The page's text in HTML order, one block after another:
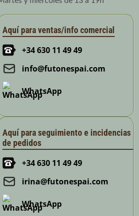
Aquí para ventas/info comercial
+34 630 11 49 49
info@futonespai.com
WhatsApp
Aquí para seguimiento e incidencias
de pedidos
+34 630 11 49 49
irina@futonespai.com
WhatsApp